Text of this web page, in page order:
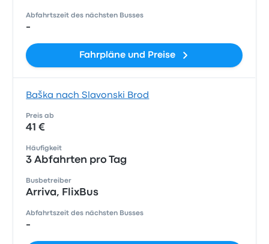
Abfahrtszeit des nächsten Busses
-
Fahrpläne und Preise
Baška nach Slavonski Brod
Preis ab
41 €
Häufigkeit
3 Abfahrten pro Tag
Busbetreiber
Arriva, FlixBus
Abfahrtszeit des nächsten Busses
-